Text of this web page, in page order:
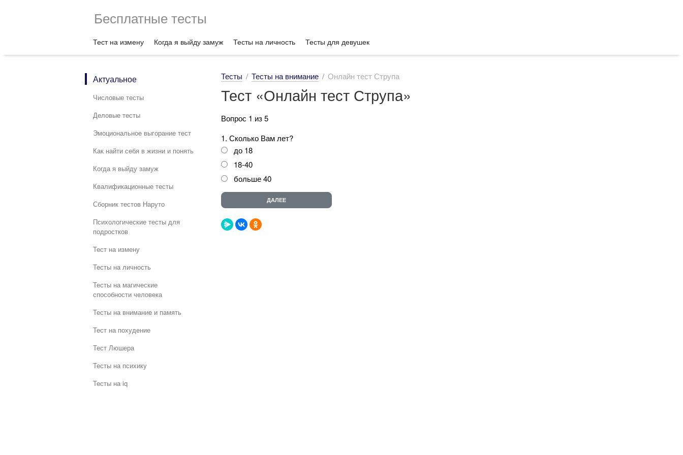
Бесплатные тесты
Тест на измену Когда я выйду замуж Тесты на личность Тесты для девушек
Актуальное
Числовые тесты
Деловые тесты
Эмоциональное выгорание тест
Как найти себя в жизни и понять
Когда я выйду замуж
Квалификационные тесты
Сборник тестов Наруто
Психологические тесты для
подростков
Тест на измену
Тесты на личность
Тесты на магические
способности человека
Тесты на внимание и память
Тест на похудение
Тест Люшера
Тесты на психику
Тесты на iq
Тесты Тесты на внимание Онлайн тест Струпа
Тест «Онлайн тест Струпа»
Вопрос 1 из 5
1. Сколько Вам лет?
до 18
18-40
больше 40